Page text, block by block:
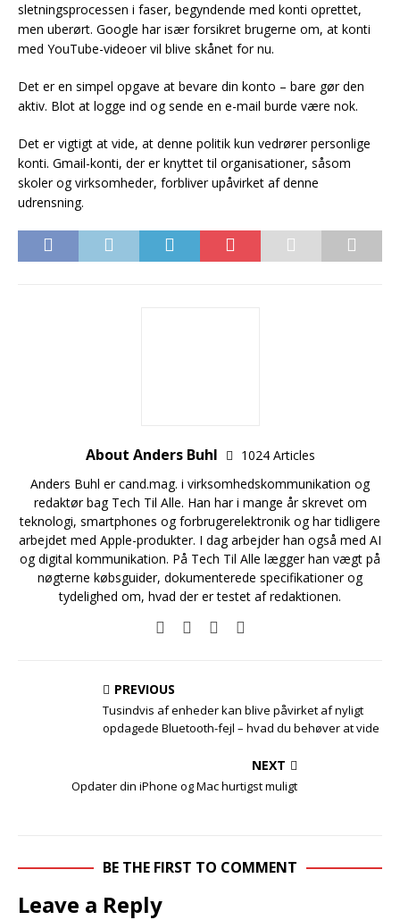
sletningsprocessen i faser, begyndende med konti oprettet,
men uberørt. Google har især forsikret brugerne om, at konti
med YouTube-videoer vil blive skånet for nu.
Det er en simpel opgave at bevare din konto – bare gør den
aktiv. Blot at logge ind og sende en e-mail burde være nok.
Det er vigtigt at vide, at denne politik kun vedrører personlige
konti. Gmail-konti, der er knyttet til organisationer, såsom
skoler og virksomheder, forbliver upåvirket af denne
udrensning.
About Anders Buhl
1024 Articles
Anders Buhl er cand.mag. i virksomhedskommunikation og
redaktør bag Tech Til Alle. Han har i mange år skrevet om
teknologi, smartphones og forbrugerelektronik og har tidligere
arbejdet med Apple-produkter. I dag arbejder han også med AI
og digital kommunikation. På Tech Til Alle lægger han vægt på
nøgterne købsguider, dokumenterede specifikationer og
tydelighed om, hvad der er testet af redaktionen.
PREVIOUS
Tusindvis af enheder kan blive påvirket af nyligt
opdagede Bluetooth-fejl – hvad du behøver at vide
NEXT
Opdater din iPhone og Mac hurtigst muligt
BE THE FIRST TO COMMENT
Leave a Reply